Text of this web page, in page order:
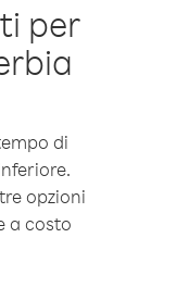
per
di
opzioni
a costo